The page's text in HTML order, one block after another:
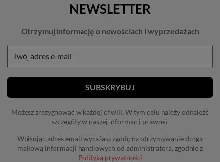
NEWSLETTER
Otrzymuj informację o nowościach i wyprzedażach
Możesz zrezygnować w każdej chwili. W tym celu należy odnaleźć
szczegóły w naszej informacji prawnej.
Wpisując adres email wyrażasz zgodę na otrzymywanie drogą
mailową informacji handlowych od administratora, zgodnie z
Polityką prywatności